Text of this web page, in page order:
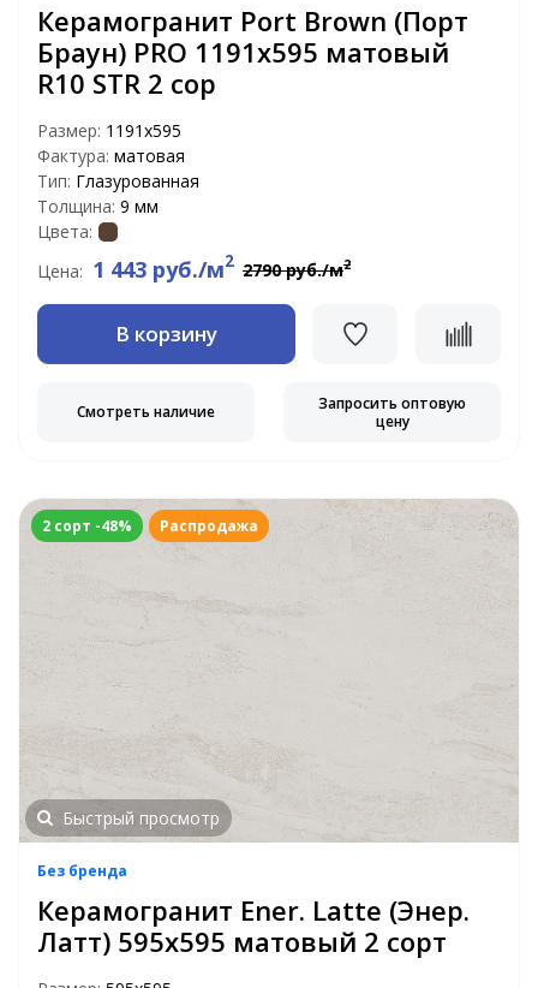
Керамогранит Port Brown (Порт
Браун) PRO 1191х595 матовый
R10 STR 2 сор
Размер: 1191x595
Фактура: матовая
Тип: Глазурованная
Толщина: 9 мм
Цвета:
Цена: 1 443 руб./м2 2790 руб./м2
В корзину
Смотреть наличие
Запросить оптовую
цену
2 сорт -48% Распродажа
Быстрый просмотр
Без бренда
Керамогранит Ener. Latte (Энер.
Латт) 595x595 матовый 2 сорт